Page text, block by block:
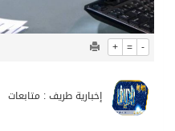
+ = -
إخبارية طريف : متابعات